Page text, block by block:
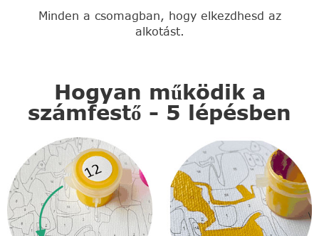
Minden a csomagban, hogy elkezdhesd az
alkotást.
Hogyan működik a
számfestő - 5 lépésben